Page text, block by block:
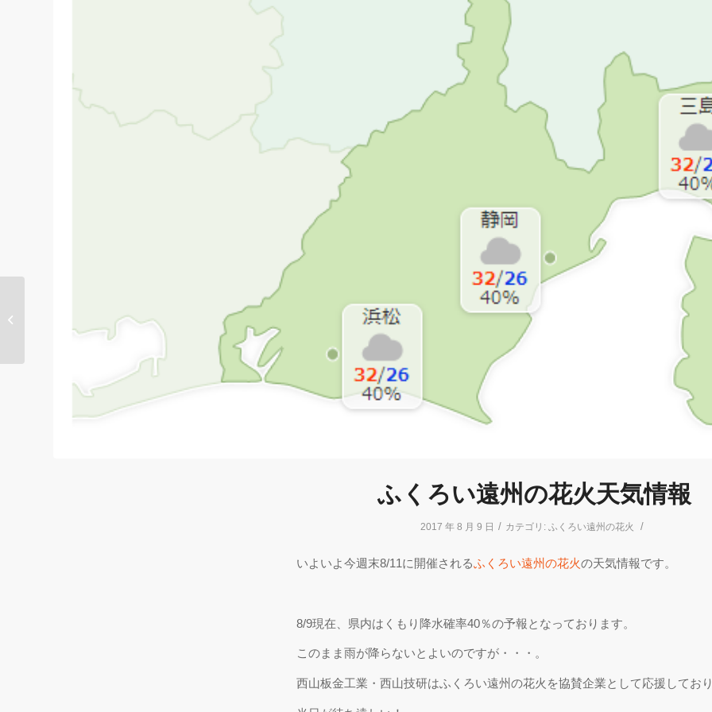
ふくろい遠州の花火天気情報
2017 年 8 月 9 日 / カテゴリ: ふくろい遠州の花火 /
いよいよ今週末8/11に開催されるふくろい遠州の花火の天気情報です。
8/9現在、県内はくもり降水確率40％の予報となっております。
このまま雨が降らないとよいのですが・・・。
西山板金工業・西山技研はふくろい遠州の花火を協賛企業として応援してお